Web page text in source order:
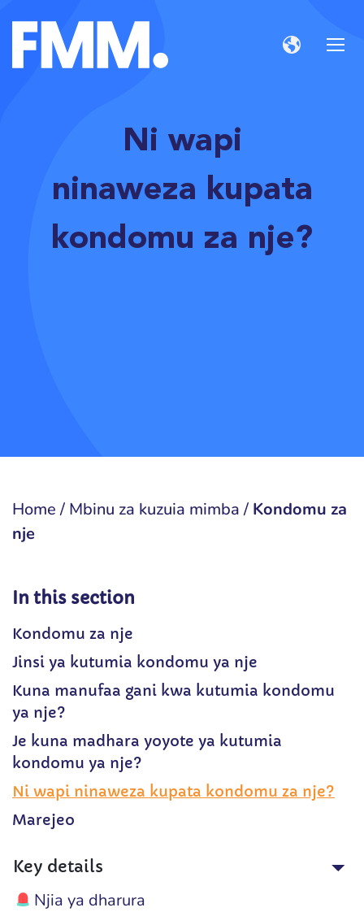
Ni wapi
ninaweza kupata
kondomu za nje?
Home/ Mbinu za kuzuia mimba/ Kondomu za
nje
In this section
Kondomu za nje
Jinsi ya kutumia kondomu ya nje
Kuna manufaa gani kwa kutumia kondomu
ya nje?
Je kuna madhara yoyote ya kutumia
kondomu ya nje?
Ni wapi ninaweza kupata kondomu za nje?
Marejeo
Key details
Njia ya dharura